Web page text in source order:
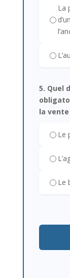
La
5. Quel
la vente
Le
Le